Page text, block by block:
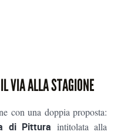
VIA ALLA STAGIONE
con una doppia proposta:
di Pittura intitolata alla